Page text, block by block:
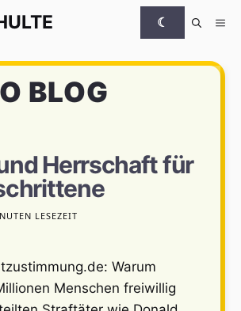
☾
BLOG
Herrschaft für
LESEZEIT
Warum
Menschen freiwillig